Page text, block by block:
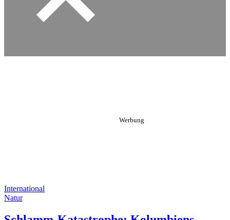
International
Natur